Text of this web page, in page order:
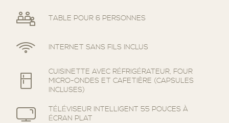
TABLE POUR 6 PERSONNES
INTERNET SANS FILS INCLUS
CUISINETTE AVEC RÉFRIGÉRATEUR, FOUR
MICRO-ONDES ET CAFETIÈRE (CAPSULES
INCLUSES)
TÉLÉVISEUR INTELLIGENT 55 POUCES À
ÉCRAN PLAT